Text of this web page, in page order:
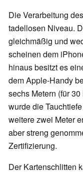
Die Verarbeitung
tadellosen Niveau.
gleichmäßig und
scheinen dem
hinaus besitzt es
dem Apple-Handy
sechs Metern (für
wurde die
weitere zwei Meter
aber streng
Zertifizierung.
Der Kartenschlitten